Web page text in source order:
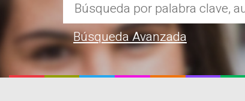
Búsqueda Avanzada